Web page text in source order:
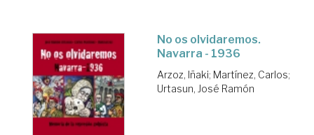
No os olvidaremos.
Navarra - 1936
Arzoz, Iñaki; Martínez, Carlos;
Urtasun, José Ramón